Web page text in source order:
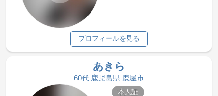
プロフィールを見る
あきら
60代 鹿児島県 鹿屋市
本人証